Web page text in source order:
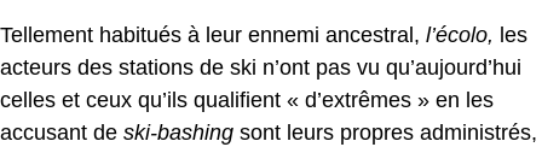
Tellement habitués à leur ennemi ancestral, l’écolo, les
acteurs des stations de ski n’ont pas vu qu’aujourd’hui
celles et ceux qu’ils qualifient « d’extrêmes » en les
accusant de ski-bashing sont leurs propres administrés,